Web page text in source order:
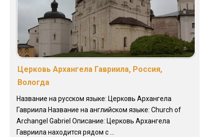
Церковь Архангела Гавриила, Россия,
Вологда
Название на русском языке: Церковь Архангела
Гавриила Название на английском языке: Church of
Archangel Gabriel Описание: Церковь Архангела
Гавриила находится рядом с ...